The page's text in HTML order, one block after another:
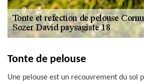
Tonte de pelouse
Une pelouse est un recouvrement du sol